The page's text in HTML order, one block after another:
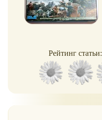
Рейтинг статьи: